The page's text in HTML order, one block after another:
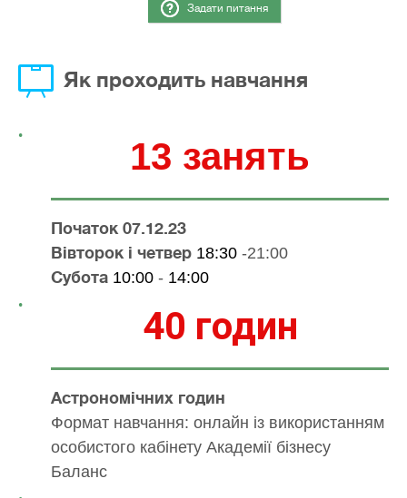
Задати питання
Як проходить навчання
13 занять
Початок 07.12.23
Вівторок і четвер 18:30 -21:00
Субота 10:00 - 14:00
40 годин
Астрономічних годин
Формат навчання: онлайн із використанням
особистого кабінету Академії бізнесу
Баланс